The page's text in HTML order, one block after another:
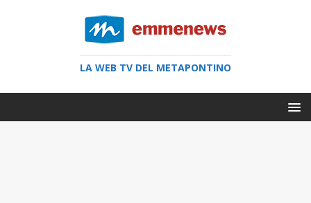
LA WEB TV DEL METAPONTINO